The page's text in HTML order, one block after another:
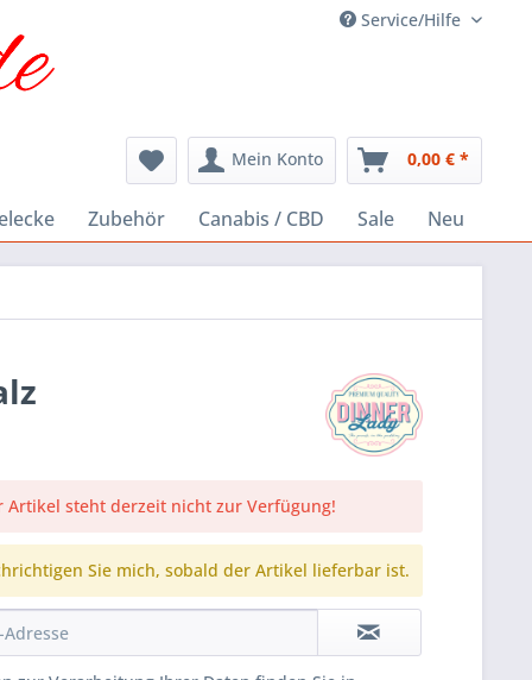
Service/Hilfe
Mein Konto 0,00 € *
Zubehör Canabis / CBD Sale Neu
Artikel steht derzeit nicht zur Verfügung!
Sie mich, sobald der Artikel lieferbar ist.